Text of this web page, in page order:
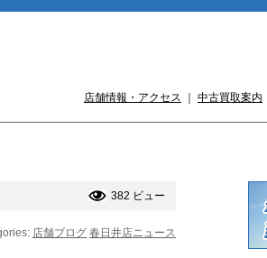
店舗情報・アクセス 中古買取案内
382 ビュー
店舗ブログ 春日井店ニュース